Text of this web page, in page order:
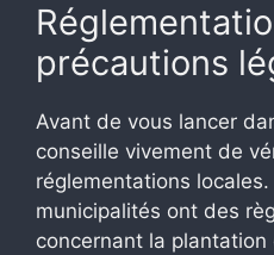
précautions
Avant de vous lancer
conseille vivement de
réglementations
municipalités ont des
concernant la plantation